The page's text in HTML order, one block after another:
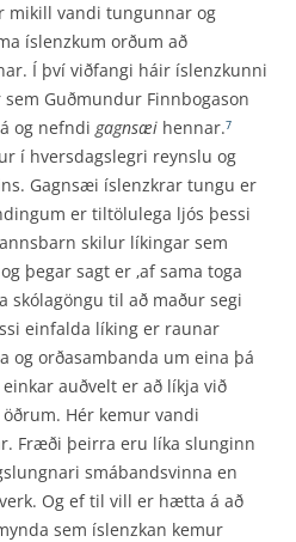
mikill vandi tungunnar og
íslenzkum orðum að
Í því viðfangi háir íslenzkunni
Guðmundur Finnboga­son
og nefndi gagnsæi hennar.7
í hvers­dagslegri reynslu og
Gagnsæi íslenzkrar tungu er
er tiltölulega ljós þessi
skilur líkingar sem
þegar sagt er ‚af sama toga
skólagöngu til að maður segi
einfalda líking er raunar
og orðasambanda um eina þá
auðvelt er að líkja við
Hér kemur vandi
Fræði þeirra eru líka slunginn
smábandsvinna en
Og ef til vill er hætta á að
sem íslenzkan kemur